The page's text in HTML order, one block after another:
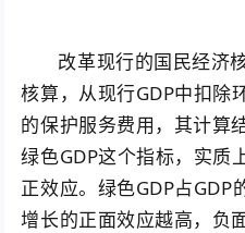
改革现行的国民经济
核算，从现行GDP中扣除
的保护服务费用，其计算
绿色GDP这个指标，实质
正效应。绿色GDP占GDP
增长的正面效应越高，负